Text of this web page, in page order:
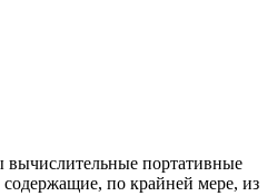
портативные
содержащие, по крайней мере, из